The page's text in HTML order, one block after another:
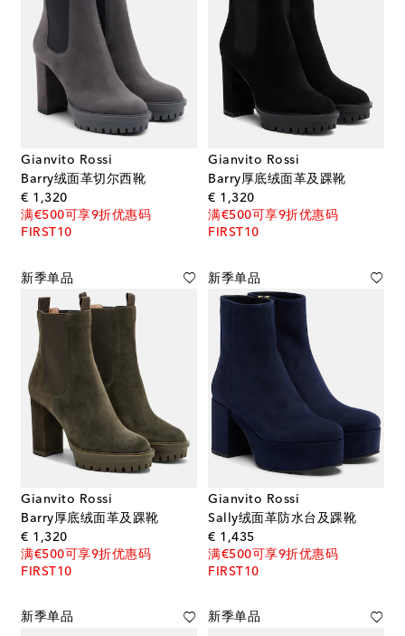
Gianvito Rossi
Barry绒面革切尔西靴
€ 1,320original price
满€500可享9折优惠码
FIRST10
Gianvito Rossi
Barry厚底绒面革及踝靴
€ 1,320original price
满€500可享9折优惠码
FIRST10
新季单品
Gianvito Rossi
Barry厚底绒面革及踝靴
€ 1,320original price
满€500可享9折优惠码
FIRST10
新季单品
Gianvito Rossi
Sally绒面革防水台及踝靴
€ 1,435original price
满€500可享9折优惠码
FIRST10
新季单品 新季单品